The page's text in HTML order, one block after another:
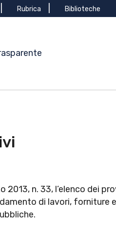
Rubrica Biblioteche
2013, n. 33, l’elenco dei
di lavori, forniture